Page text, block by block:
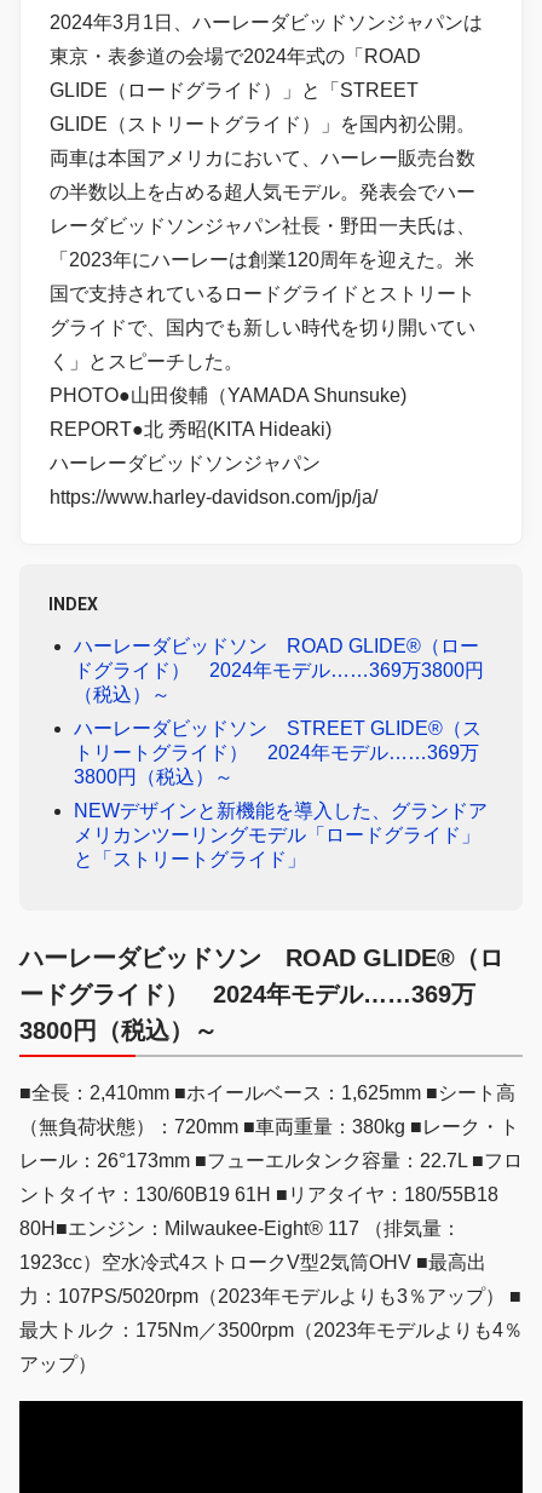
2024年3月1日、ハーレーダビッドソンジャパンは
東京・表参道の会場で2024年式の「ROAD
GLIDE（ロードグライド）」と「STREET
GLIDE（ストリートグライド）」を国内初公開。
両車は本国アメリカにおいて、ハーレー販売台数
の半数以上を占める超人気モデル。発表会でハー
レーダビッドソンジャパン社長・野田一夫氏は、
「2023年にハーレーは創業120周年を迎えた。米
国で支持されているロードグライドとストリート
グライドで、国内でも新しい時代を切り開いてい
く」とスピーチした。
PHOTO●山田俊輔（YAMADA Shunsuke)
REPORT●北 秀昭(KITA Hideaki)
ハーレーダビッドソンジャパン
https://www.harley-davidson.com/jp/ja/
INDEX
ハーレーダビッドソン ROAD GLIDE®（ロー
ドグライド） 2024年モデル……369万3800円
（税込）～
ハーレーダビッドソン STREET GLIDE®（ス
トリートグライド） 2024年モデル……369万
3800円（税込）～
NEWデザインと新機能を導入した、グランドア
メリカンツーリングモデル「ロードグライド」
と「ストリートグライド」
ハーレーダビッドソン ROAD GLIDE®（ロ
ードグライド） 2024年モデル……369万
3800円（税込）～
■全長：2,410mm ■ホイールベース：1,625mm ■シート高
（無負荷状態）：720mm ■車両重量：380kg ■レーク・ト
レール：26°173mm ■フューエルタンク容量：22.7L ■フロ
ントタイヤ：130/60B19 61H ■リアタイヤ：180/55B18
80H■エンジン：Milwaukee-Eight® 117 （排気量：
1923cc）空水冷式4ストロークV型2気筒OHV ■最高出
力：107PS/5020rpm（2023年モデルよりも3％アップ） ■
最大トルク：175Nm／3500rpm（2023年モデルよりも4％
アップ）